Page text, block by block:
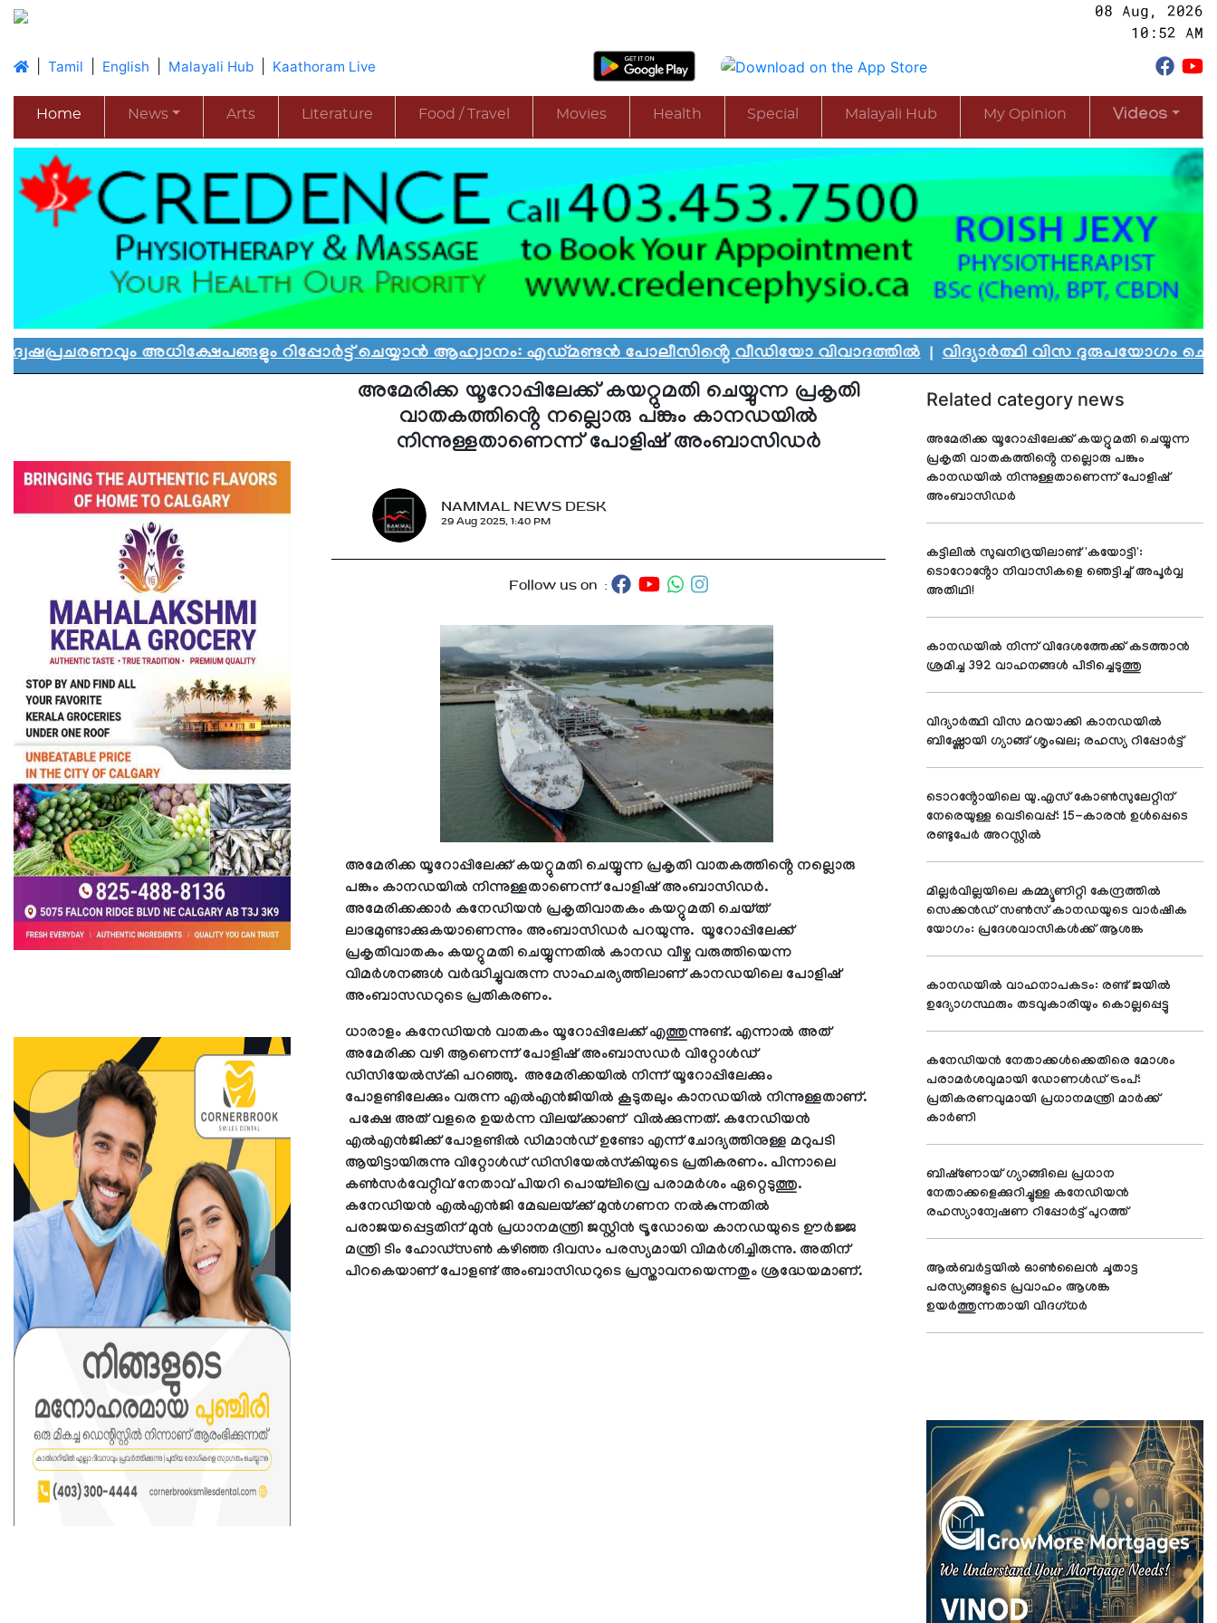
08 Aug, 2026
10:52 AM
|Tamil English Malayali Hub Kaathoram Live
Home News Arts Literature Food / Travel Movies Health Special Malayali Hub My Opinion Videos
അധിക്ഷേപങ്ങളും റിപ്പോർട്ട് ചെയ്യാൻ ആഹ്വാനം: എഡ്മണ്ടൻ പോലീസിൻ്റെ വീഡിയോ വിവാദത്തിൽ|വിദ്യാർത്ഥി വിസ ദുരുപയോഗം ചെയ്ത്
അമേരിക്ക യൂറോപ്പിലേക്ക് കയറ്റുമതി ചെയ്യുന്ന പ്രകൃതി
വാതകത്തിൻ്റെ നല്ലൊരു പങ്കും കാനഡയിൽ
നിന്നുള്ളതാണെന്ന് പോളിഷ് അംബാസിഡർ
NAMMAL NEWS DESK
29 Aug 2025, 1:40 PM
Follow us on :
അമേരിക്ക യൂറോപ്പിലേക്ക് കയറ്റുമതി ചെയ്യുന്ന പ്രകൃതി വാതകത്തിൻ്റെ നല്ലൊരു
പങ്കും കാനഡയിൽ നിന്നുള്ളതാണെന്ന് പോളിഷ് അംബാസിഡർ.
അമേരിക്കക്കാർ കനേഡിയൻ പ്രകൃതിവാതകം കയറ്റുമതി ചെയ്ത്
ലാഭമുണ്ടാക്കുകയാണെന്നും അംബാസിഡർ പറയുന്നു. യൂറോപ്പിലേക്ക്
പ്രകൃതിവാതകം കയറ്റുമതി ചെയ്യുന്നതിൽ കാനഡ വീഴ്ച വരുത്തിയെന്ന
വിമർശനങ്ങൾ വർദ്ധിച്ചുവരുന്ന സാഹചര്യത്തിലാണ് കാനഡയിലെ പോളിഷ്
അംബാസഡറുടെ പ്രതികരണം.
ധാരാളം കനേഡിയൻ വാതകം യൂറോപ്പിലേക്ക് എത്തുന്നുണ്ട്. എന്നാൽ അത്
അമേരിക്ക വഴി ആണെന്ന് പോളിഷ് അംബാസഡർ വിറ്റോൾഡ്
ഡിസിയേൽസ്കി പറഞ്ഞു. അമേരിക്കയിൽ നിന്ന് യൂറോപ്പിലേക്കും
പോളണ്ടിലേക്കും വരുന്ന എൽഎൻജിയിൽ കൂടുതലും കാനഡയിൽ നിന്നുള്ളതാണ്.
പക്ഷേ അത് വളരെ ഉയർന്ന വിലയ്ക്കാണ് വിൽക്കുന്നത്. കനേഡിയൻ
എൽഎൻജിക്ക് പോളണ്ടിൽ ഡിമാൻഡ് ഉണ്ടോ എന്ന് ചോദ്യത്തിനുള്ള മറുപടി
ആയിട്ടായിരുന്നു വിറ്റോൾഡ് ഡിസിയേൽസ്കിയുടെ പ്രതികരണം. പിന്നാലെ
കൺസർവേറ്റീവ് നേതാവ് പിയറി പൊയ്‌ലിവ്രെ പരാമർശം ഏറ്റെടുത്തു.
കനേഡിയൻ എൽഎൻജി മേഖലയ്ക്ക് മുൻഗണന നൽകുന്നതിൽ
പരാജയപ്പെട്ടതിന് മുൻ പ്രധാനമന്ത്രി ജസ്റ്റിൻ ട്രൂഡോയെ കാനഡയുടെ ഊർജ്ജ
മന്ത്രി ടിം ഹോഡ്സൺ കഴിഞ്ഞ ദിവസം പരസ്യമായി വിമർശിച്ചിരുന്നു. അതിന്
പിറകെയാണ് പോളണ്ട് അംബാസിഡറുടെ പ്രസ്താവനയെന്നതും ശ്രദ്ധേയമാണ്.
Related category news
അമേരിക്ക യൂറോപ്പിലേക്ക് കയറ്റുമതി ചെയ്യുന്ന
പ്രകൃതി വാതകത്തിൻ്റെ നല്ലൊരു പങ്കും
കാനഡയിൽ നിന്നുള്ളതാണെന്ന് പോളിഷ്
അംബാസിഡർ
കട്ടിലിൽ സുഖനിദ്രയിലാണ്ട് 'കയോട്ടി':
ടൊറോൻ്റോ നിവാസികളെ ഞെട്ടിച്ച് അപൂർവ്വ
അതിഥി!
കാനഡയിൽ നിന്ന് വിദേശത്തേക്ക് കടത്താൻ
ശ്രമിച്ച 392 വാഹനങ്ങൾ പിടിച്ചെടുത്തു
വിദ്യാര്‍ത്ഥി വിസ മറയാക്കി കാനഡയില്‍
ബിഷ്ണോയി ഗ്യാങ്ങ് ശൃംഖല; രഹസ്യ റിപ്പോര്‍ട്ട്
ടൊറൻ്റോയിലെ യു.എസ് കോൺസുലേറ്റിന്
നേരെയുള്ള വെടിവെപ്പ്: 15-കാരൻ ഉൾപ്പെടെ
രണ്ടുപേർ അറസ്റ്റിൽ
മില്ലർവില്ലയിലെ കമ്മ്യൂണിറ്റി കേന്ദ്രത്തിൽ
സെക്കൻഡ് സൺസ് കാനഡയുടെ വാർഷിക
യോഗം: പ്രദേശവാസികൾക്ക് ആശങ്ക
കാനഡയിൽ വാഹനാപകടം: രണ്ട് ജയിൽ
ഉദ്യോഗസ്ഥരും തടവുകാരിയും കൊല്ലപ്പെട്ടു
കനേഡിയൻ നേതാക്കൾക്കെതിരെ മോശം
പരാമർശവുമായി ഡോണൾഡ് ട്രംപ്:
പ്രതികരണവുമായി പ്രധാനമന്ത്രി മാർക്ക്
കാർണി
ബിഷ്‌ണോയ് ഗ്യാങ്ങിലെ പ്രധാന
നേതാക്കളെക്കുറിച്ചുള്ള കനേഡിയൻ
രഹസ്യാന്വേഷണ റിപ്പോർട്ട് പുറത്ത്
ആൽബർട്ടയിൽ ഓൺലൈൻ ചൂതാട്ട
പരസ്യങ്ങളുടെ പ്രവാഹം ആശങ്ക
ഉയർത്തുന്നതായി വിദഗ്ധർ